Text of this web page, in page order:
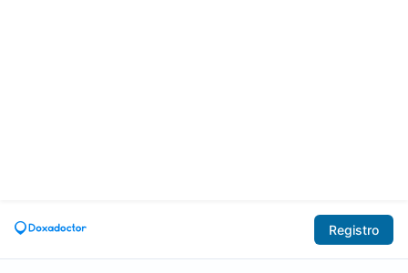
Registro